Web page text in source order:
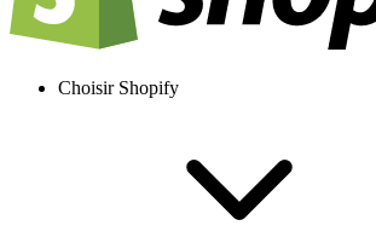
Choisir Shopify